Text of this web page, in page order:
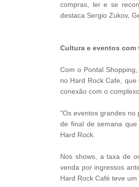
compras, ler e se
destaca Sergio Zukov,
Cultura e eventos
Com o Pontal
no Hard Rock Cafe,
conexão com o
"Os eventos grandes no
de final de semana
Hard Rock.
Nos shows, a taxa de
venda por ingressos
Hard Rock Café teve